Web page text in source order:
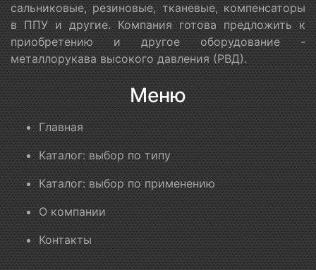
сальниковые, резиновые, тканевые, компенсаторы
в ППУ и другие. Компания готова предложить к
приобретению и другое оборудование -
металлорукава высокого давления (РВД).
Меню
Главная
Каталог: выбор по типу
Каталог: выбор по применению
О компании
Контакты